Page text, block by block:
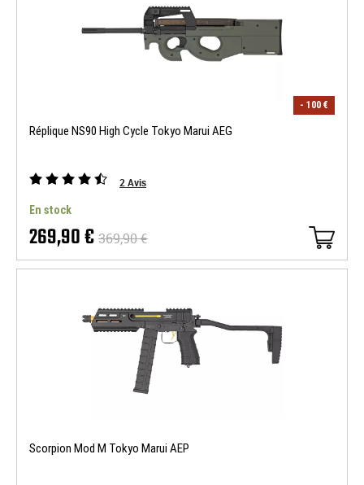
- 100 €
Réplique NS90 High Cycle Tokyo Marui AEG
2Avis
En stock
269,90 € 369,90 €
Scorpion Mod M Tokyo Marui AEP